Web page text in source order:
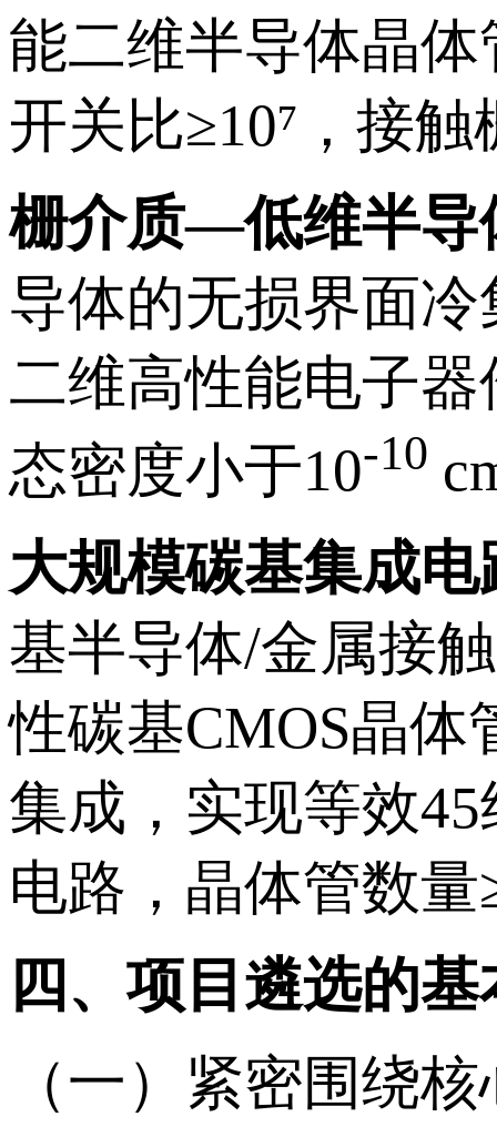
能二维半导体晶
开关比≥10⁷，接
栅介质—低维半导
导体的无损界面
二维高性能电子
态密度小于10-10
大规模碳基集成
基半导体/金属接
性碳基CMOS晶
集成，实现等效
电路，晶体管数
四、项目遴选的
（一）紧密围绕